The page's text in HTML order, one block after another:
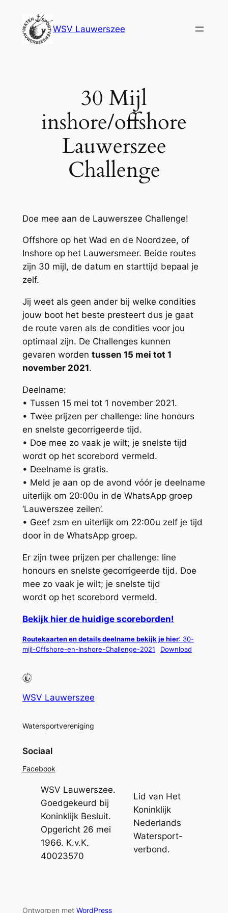
WSV Lauwerszee
30 Mijl
inshore/offshore
Lauwerszee
Challenge
Doe mee aan de Lauwerszee Challenge!
Offshore op het Wad en de Noordzee, of
Inshore op het Lauwersmeer. Beide routes
zijn 30 mijl, de datum en starttijd bepaal je
zelf.
Jij weet als geen ander bij welke condities
jouw boot het beste presteert dus je gaat
de route varen als de condities voor jou
optimaal zijn. De Challenges kunnen
gevaren worden tussen 15 mei tot 1
november 2021.
Deelname:
• Tussen 15 mei tot 1 november 2021.
• Twee prijzen per challenge: line honours
en snelste gecorrigeerde tijd.
• Doe mee zo vaak je wilt; je snelste tijd
wordt op het scorebord vermeld.
• Deelname is gratis.
• Meld je aan op de avond vóór je deelname
uiterlijk om 20:00u in de WhatsApp groep
‘Lauwerszee zeilen’.
• Geef zsm en uiterlijk om 22:00u zelf je tijd
door in de WhatsApp groep.
Er zijn twee prijzen per challenge: line
honours en snelste gecorrigeerde tijd. Doe
mee zo vaak je wilt; je snelste tijd
wordt op het scorebord vermeld.
Bekijk hier de huidige scoreborden!
Routekaarten en details deelname bekijk je hier: 30-
mijl-Offshore-en-Inshore-Challenge-2021
Download
WSV Lauwerszee
Watersportvereniging
Sociaal
Facebook
WSV Lauwerszee.
Goedgekeurd bij
Koninklijk Besluit.
Opgericht 26 mei
1966. K.v.K.
40023570
Lid van Het
Koninklijk
Nederlands
Watersport-
verbond.
Ontworpen met WordPress